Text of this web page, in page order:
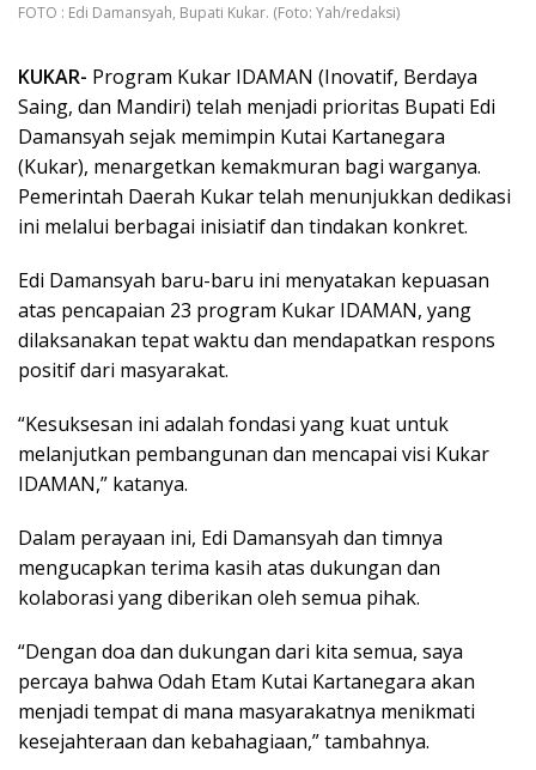
FOTO : Edi Damansyah, Bupati Kukar. (Foto: Yah/redaksi)
KUKAR- Program Kukar IDAMAN (Inovatif, Berdaya
Saing, dan Mandiri) telah menjadi prioritas Bupati Edi
Damansyah sejak memimpin Kutai Kartanegara
(Kukar), menargetkan kemakmuran bagi warganya.
Pemerintah Daerah Kukar telah menunjukkan dedikasi
ini melalui berbagai inisiatif dan tindakan konkret.
Edi Damansyah baru-baru ini menyatakan kepuasan
atas pencapaian 23 program Kukar IDAMAN, yang
dilaksanakan tepat waktu dan mendapatkan respons
positif dari masyarakat.
“Kesuksesan ini adalah fondasi yang kuat untuk
melanjutkan pembangunan dan mencapai visi Kukar
IDAMAN,” katanya.
Dalam perayaan ini, Edi Damansyah dan timnya
mengucapkan terima kasih atas dukungan dan
kolaborasi yang diberikan oleh semua pihak.
“Dengan doa dan dukungan dari kita semua, saya
percaya bahwa Odah Etam Kutai Kartanegara akan
menjadi tempat di mana masyarakatnya menikmati
kesejahteraan dan kebahagiaan,” tambahnya.